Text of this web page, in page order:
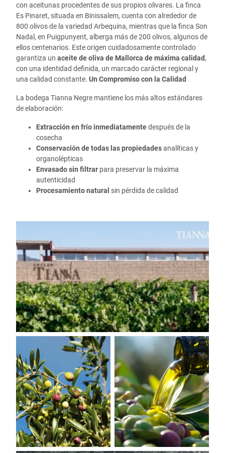
con aceitunas procedentes de sus propios olivares. La finca
Es Pinaret, situada en Binissalem, cuenta con alrededor de
800 olivos de la variedad Arbequina, mientras que la finca Son
Nadal, en Puigpunyent, alberga más de 200 olivos, algunos de
ellos centenarios. Este origen cuidadosamente controlado
garantiza un aceite de oliva de Mallorca de máxima calidad ,
con una identidad definida, un marcado carácter regional y
una calidad constante. Un Compromiso con la Calidad
La bodega Tianna Negre mantiene los más altos estándares
de elaboración:
Extracción en frío inmediatamentedespués de la
cosecha
Conservación de todas las propiedadesanalíticas y
organolépticas
Envasado sin filtrar para preservar la máxima
autenticidad
Procesamiento natural sin pérdida de calidad